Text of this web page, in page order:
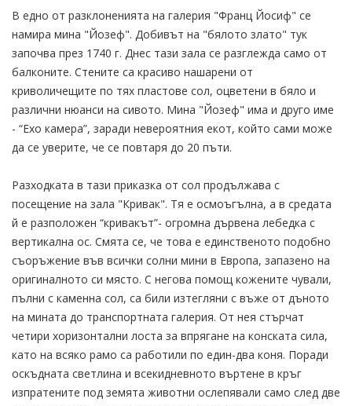
В едно от разклоненията на галерия "Франц Йосиф" се
намира мина "Йозеф". Добивът на "бялото злато" тук
започва през 1740 г. Днес тази зала се разглежда само от
балконите. Стените са красиво нашарени от
криволичещите по тях пластове сол, оцветени в бяло и
различни нюанси на сивото. Мина "Йозеф" има и друго име
- “Ехо камера”, заради невероятния екот, който сами може
да се уверите, че се повтаря до 20 пъти.
Разходката в тази приказка от сол продължава с
посещение на зала "Кривак". Тя е осмоъгълна, а в средата
й е разположен “кривакът”- огромна дървена лебедка с
вертикална ос. Смята се, че това е единственото подобно
съоръжение във всички солни мини в Европа, запазено на
оригиналното си място. С негова помощ кожените чували,
пълни с каменна сол, са били изтегляни с въже от дъното
на мината до транспортната галерия. От нея стърчат
четири хоризонтални лоста за впрягане на конската сила,
като на всяко рамо са работили по един-два коня. Поради
оскъдната светлина и всекидневното въртене в кръг
изпратените под земята животни ослепявали само след две